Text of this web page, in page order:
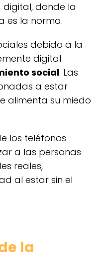
donde la
es la norma.
debido a la
digital
social. Las
a estar
alimenta su miedo
los teléfonos
a las personas
reales,
al estar sin el
la